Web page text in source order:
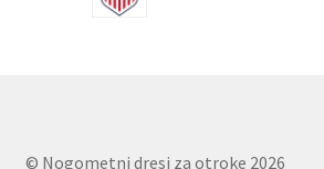
© Nogometni dresi za otroke 2026